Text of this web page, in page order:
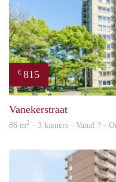
€ 815
Vanekerstraat
86 m2 · 3 kamers · Vanaf ? -